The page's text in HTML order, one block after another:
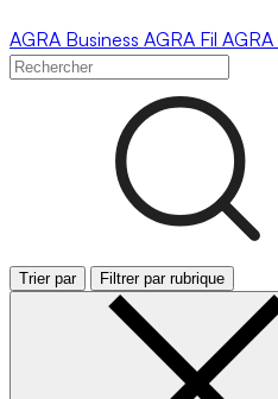
AGRA Business AGRA Fil AGRA
Trier par Filtrer par rubrique